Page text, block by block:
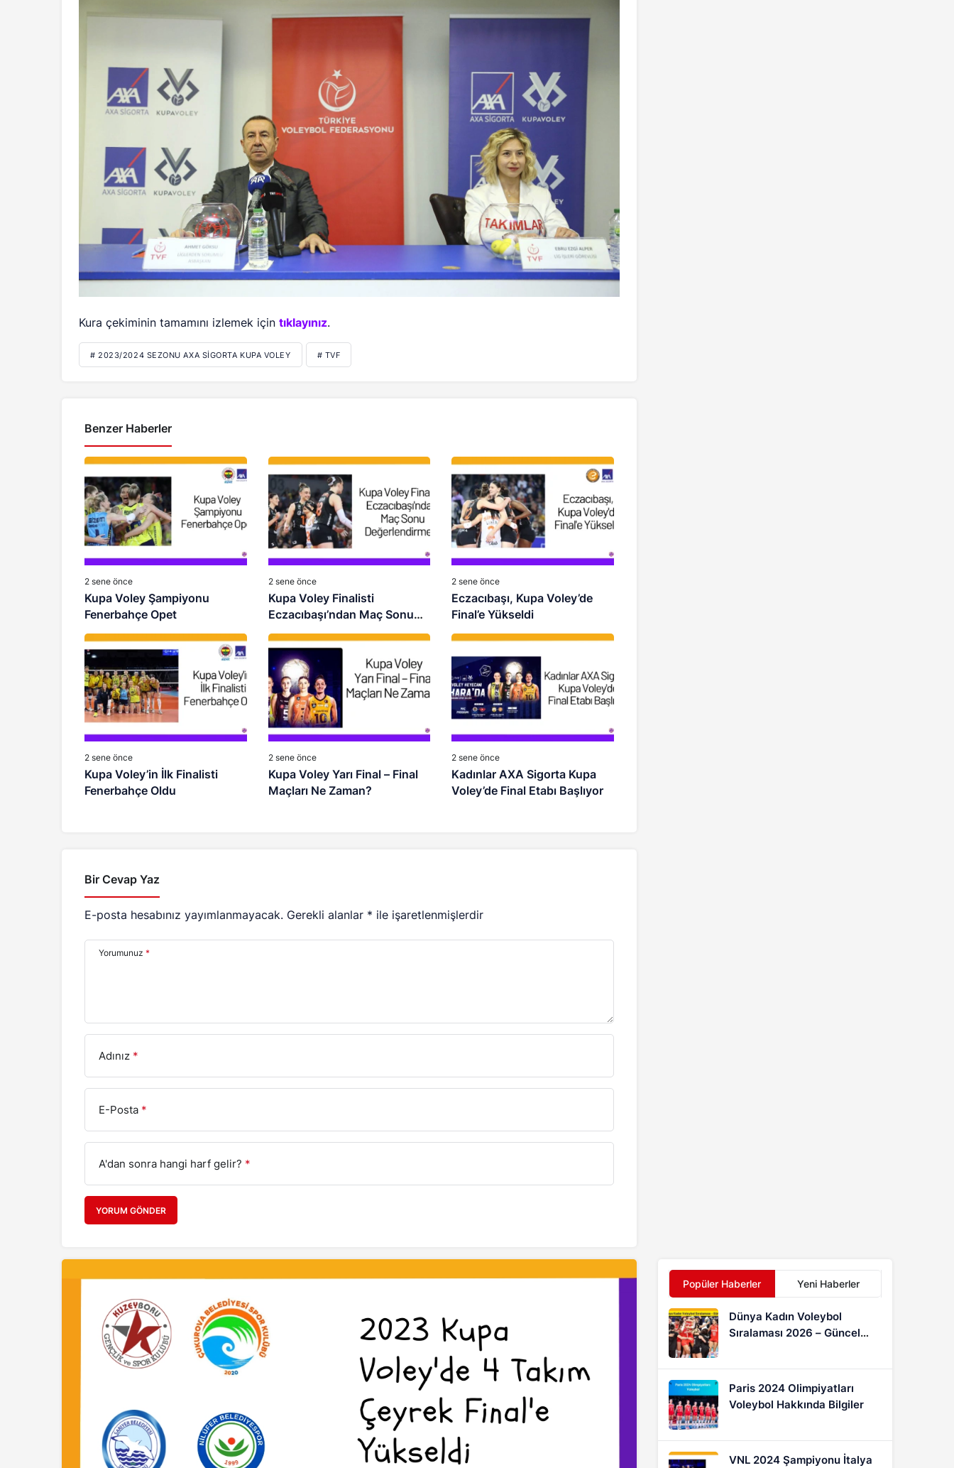
Kura çekiminin tamamını izlemek içintıklayınız.
# 2023/2024 SEZONU AXA SIGORTA KUPA VOLEY # TVF
Benzer Haberler
2 sene önce
Kupa Voley Şampiyonu
Fenerbahçe Opet
2 sene önce
Kupa Voley Finalisti
Eczacıbaşı’ndan Maç Sonu
Değerlendirmesi
2 sene önce
Eczacıbaşı, Kupa Voley’de
Final’e Yükseldi
2 sene önce
Kupa Voley’in İlk Finalisti
Fenerbahçe Oldu
2 sene önce
Kupa Voley Yarı Final – Final
Maçları Ne Zaman?
2 sene önce
Kadınlar AXA Sigorta Kupa
Voley’de Final Etabı Başlıyor
Bir Cevap Yaz
E-posta hesabınız yayımlanmayacak. Gerekli alanlar * ile işaretlenmişlerdir
Yorumunuz *
Adınız *
E-Posta *
A'dan sonra hangi harf gelir? *
YORUM GÖNDER
Popüler Haberler Yeni Haberler
Dünya Kadın Voleybol
Sıralaması 2026 – Güncel
Paris 2024 Olimpiyatları
Voleybol Hakkında Bilgiler
VNL 2024 Şampiyonu İtalya